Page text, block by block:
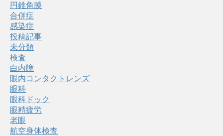
円錐角膜
合併症
感染症
投稿記事
未分類
検査
白内障
眼内コンタクトレンズ
眼科
眼科ドック
眼精疲労
老眼
航空身体検査